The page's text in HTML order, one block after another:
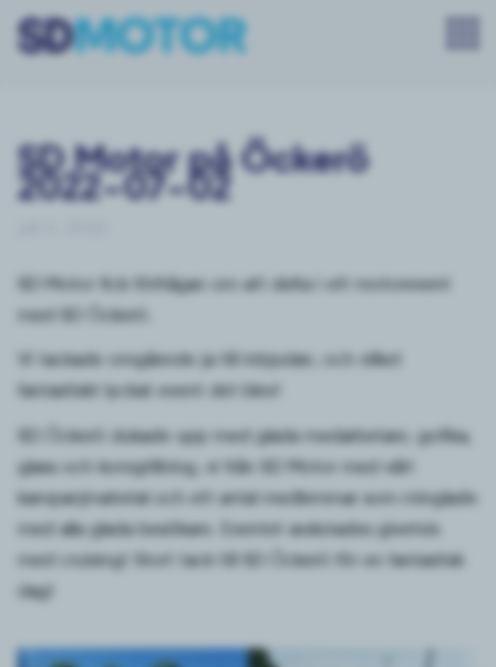
SD Motor på Öckerö
2022-07-02
SD Motor fick förfrågan om att delta i ett motorevent
med SD Öckerö.
Vi tackade omgående ja till inbjudan, och vilket
fantastiskt lyckat event det blev!
SD Öckerö dukade upp med glada medarbetare, gofika,
glass och korvgrillning, vi från SD Motor med vårt
kampanjmaterial och ett antal medlemmar som minglade
med alla glada besökare. Eventet avslutades givetvis
med cruising! Stort tack till SD Öckerö för en fantastisk
dag!